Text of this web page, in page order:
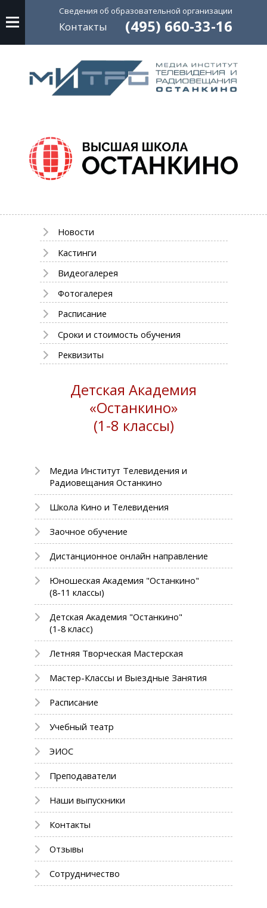
Сведения об образовательной организации
Контакты (495) 660-33-16
Новости
Кастинги
Видеогалерея
Фотогалерея
Расписание
Сроки и стоимость обучения
Реквизиты
Детская Академия
«Останкино»
(1-8 классы)
Медиа Институт Телевидения и
Радиовещания Останкино
Школа Кино и Телевидения
Заочное обучение
Дистанционное онлайн направление
Юношеская Академия "Останкино"
(8-11 классы)
Детская Академия "Останкино"
(1-8 класс)
Летняя Творческая Мастерская
Мастер-Классы и Выездные Занятия
Расписание
Учебный театр
ЭИОС
Преподаватели
Наши выпускники
Контакты
Отзывы
Сотрудничество